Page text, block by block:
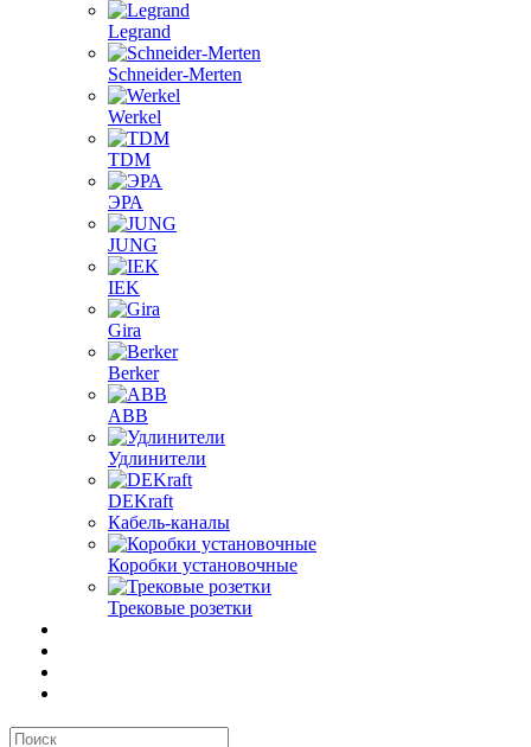
Legrand
Schneider-Merten
Werkel
TDM
ЭРА
JUNG
IEK
Gira
Berker
ABB
Удлинители
DEKraft
Кабель-каналы
Коробки установочные
Трековые розетки